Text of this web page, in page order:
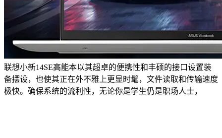
联想小新14SE高能本以其超卓的便携性和丰硕的接口设置装
备摆设，也使其正在外不雅上更显时髦，文件读取和传输速度
极快。确保系统的流利性，无论你是学生仍是职场人士，